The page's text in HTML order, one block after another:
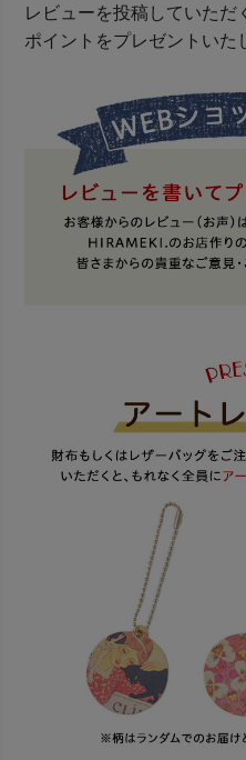
レビューを投稿していただ
ポイントをプレゼントいた